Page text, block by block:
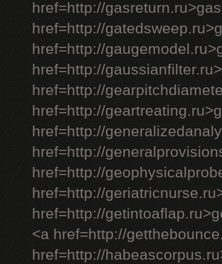
href=http://
href=http://
href=http://
href=http://
href=http://
href=http://
href=http://
href=http://
href=http://
href=http://
href=http://
<a href=http://
href=http://